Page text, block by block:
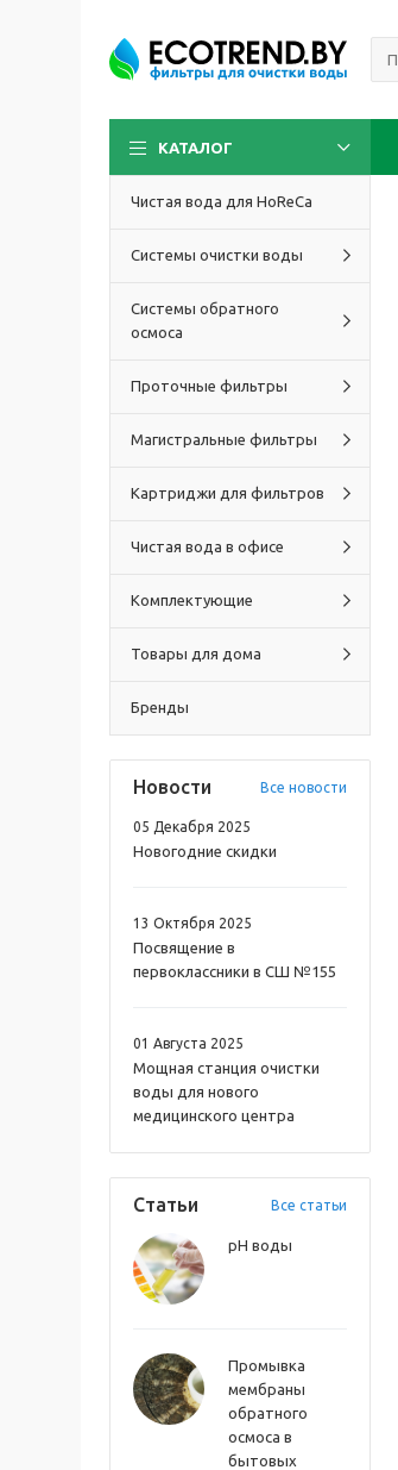
КАТАЛОГ
Чистая вода для HoReCa
Системы очистки воды
Системы обратного
осмоса
Проточные фильтры
Магистральные фильтры
Картриджи для фильтров
Чистая вода в офисе
Комплектующие
Товары для дома
Бренды
Новости Все новости
05 Декабря 2025
Новогодние скидки
13 Октября 2025
Посвящение в
первоклассники в СШ №155
01 Августа 2025
Мощная станция очистки
воды для нового
медицинского центра
Статьи Все статьи
pH воды
Промывка
мембраны
обратного
осмоса в
бытовых